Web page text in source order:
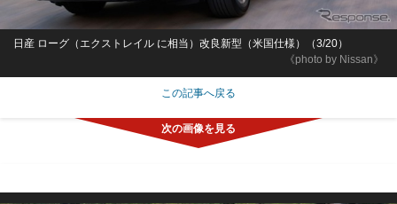
《photo by Nissan》
日産 ローグ（エクストレイル に相当）改良新型（米国仕様）（3/20）
この記事へ戻る